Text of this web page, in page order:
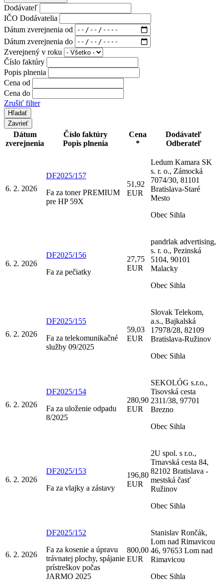
Dodávateľ
IČO Dodávatelia
Dátum zverejnenia od
Dátum zverejnenia do
Zverejnený v roku
Číslo faktúry
Popis plnenia
Cena od
Cena do
Zrušiť filter
Zavrieť
Dátum
zverejnenia
Číslo faktúry
Popis plnenia
Cena
*
Dodávateľ
Odberateľ
6. 2. 2026
DF2025/157
Fa za toner PREMIUM
pre HP 59X
51,92
EUR
Ledum Kamara SK
s. r. o., Zámocká
7074/30, 81101
Bratislava-Staré
Mesto
Obec Sihla
6. 2. 2026
DF2025/156
Fa za pečiatky
27,75
EUR
pandrlak advertising,
s. r. o., Pezinská
5104, 90101
Malacky
Obec Sihla
6. 2. 2026
DF2025/155
Fa za telekomunikačné
služby 09/2025
59,03
EUR
Slovak Telekom,
a.s., Bajkalská
17978/28, 82109
Bratislava-Ružinov
Obec Sihla
6. 2. 2026
DF2025/154
Fa za uloženie odpadu
8/2025
280,90
EUR
SEKOLÓG s.r.o.,
Tisovská cesta
2311/38, 97701
Brezno
Obec Sihla
6. 2. 2026
DF2025/153
Fa za vlajky a zástavy
196,80
EUR
2U spol. s r.o.,
Trnavská cesta 84,
82102 Bratislava -
mestská časť
Ružinov
Obec Sihla
6. 2. 2026
DF2025/152
Fa za kosenie a úpravu
trávnatej plochy, spájanie
prístreškov počas
JARMO 2025
800,00
EUR
Stanislav Rončák,
Lom nad Rimavicou
46, 97653 Lom nad
Rimavicou
Obec Sihla